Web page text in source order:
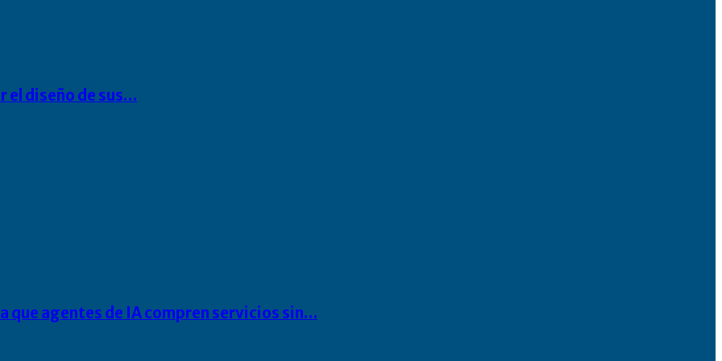
el diseño de sus…
agentes de IA compren servicios sin…